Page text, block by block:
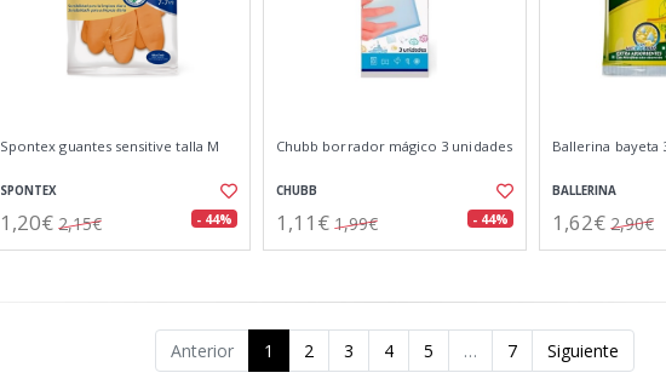
Spontex guantes sensitive talla M
SPONTEX
1,20€ 2,15€ - 44%
Chubb borrador mágico 3 unidades
CHUBB
1,11€ 1,99€ - 44%
Ballerina bayeta
BALLERINA
1,62€ 2,90€
Anterior 1 2 3 4 5 … 7 Siguiente